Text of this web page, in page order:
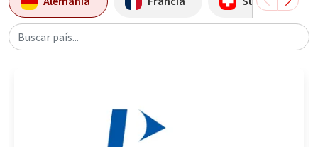
Buscar país...